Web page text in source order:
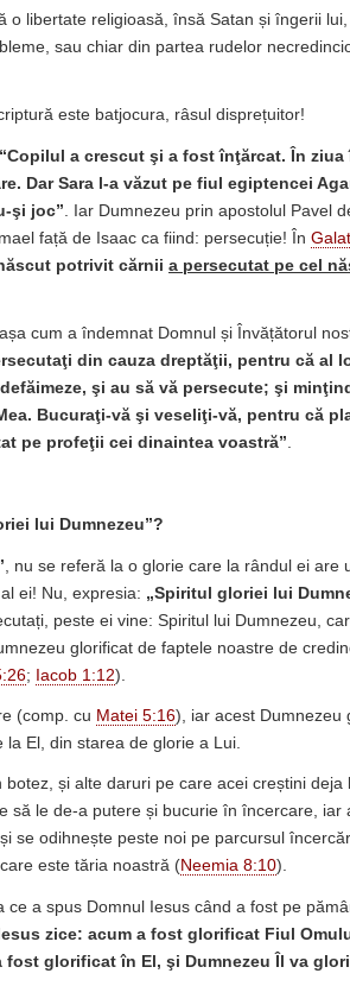
o libertate religioasă, însă Satan și îngerii
sau chiar din partea rudelor
este batjocura, râsul disprețuitor!
“Copilul a crescut şi a fost înţărcat. În ziua
Dar Sara l-a văzut pe fiul egiptencei
şi joc” . Iar Dumnezeu prin apostolul Pavel
față de Isaac ca fiind: persecuție! În
potrivit cărnii a persecutat pe cel
cum a îndemnat Domnul și Învățătorul
din cauza dreptăţii, pentru că al
şi au să vă persecute; şi
Bucuraţi-vă şi veseliţi-vă, pentru că
pe profeţii cei dinaintea voastră”.
lui Dumnezeu”?
, nu se referă la o glorie care la rândul ei are
ei! Nu, expresia: „Spiritul gloriei lui
peste ei vine: Spiritul lui Dumnezeu,
glorificat de faptele noastre de
; Iacob 1:12).
(comp. cu Matei 5:16), iar acest Dumnezeu
El, din starea de glorie a Lui.
și alte daruri pe care acei creștini deja
să le de-a putere și bucurie în încercare, iar
se odihnește peste noi pe parcursul
este tăria noastră (Neemia 8:10).
a spus Domnul Iesus când a fost pe
zice: acum a fost glorificat Fiul
fost glorificat în El, şi Dumnezeu Îl va